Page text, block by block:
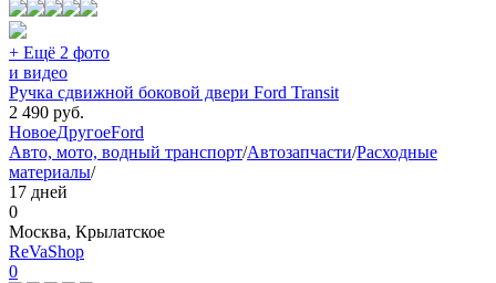
+ Ещё 2 фото
и видео
Ручка сдвижной боковой двери Ford Transit
2 490 руб.
НовоеДругоеFord
Авто, мото, водный транспорт/Автозапчасти/Расходные
материалы/
17 дней
0
Москва, Крылатское
ReVaShop
0